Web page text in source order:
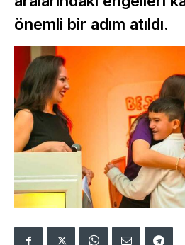
önemli bir adım atıldı.